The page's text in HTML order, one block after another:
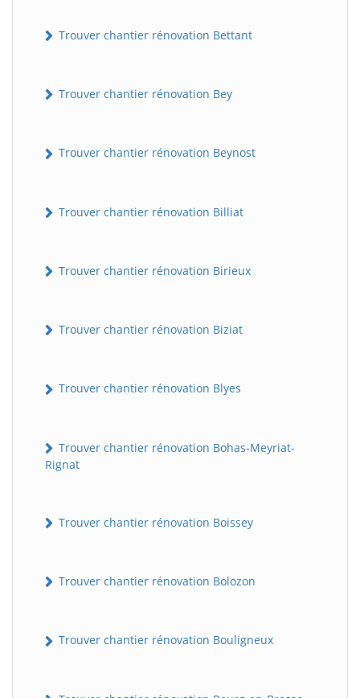
Trouver chantier rénovation Bettant
Trouver chantier rénovation Bey
Trouver chantier rénovation Beynost
Trouver chantier rénovation Billiat
Trouver chantier rénovation Birieux
Trouver chantier rénovation Biziat
Trouver chantier rénovation Blyes
Trouver chantier rénovation Bohas-Meyriat-
Rignat
Trouver chantier rénovation Boissey
Trouver chantier rénovation Bolozon
Trouver chantier rénovation Bouligneux